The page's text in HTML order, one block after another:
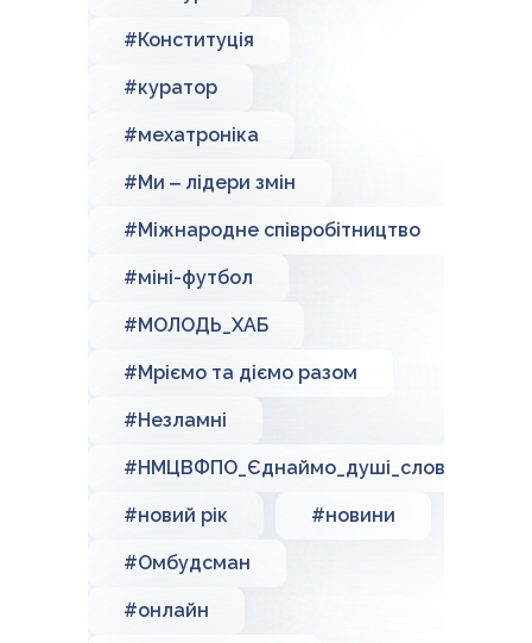
#Конституція
#куратор
#мехатроніка
#Ми ‒ лідери змін
#Міжнародне співробітництво
#міні-футбол
#МОЛОДЬ_ХАБ
#Мріємо та діємо разом
#Незламні
#новий рік #новини
#Омбудсман
#онлайн